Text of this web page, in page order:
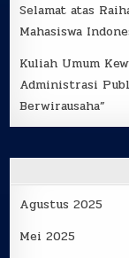
Selamat atas
Mahasiswa
Kuliah Umum
Administrasi
Berwirausaha”
Agustus 2025
Mei 2025